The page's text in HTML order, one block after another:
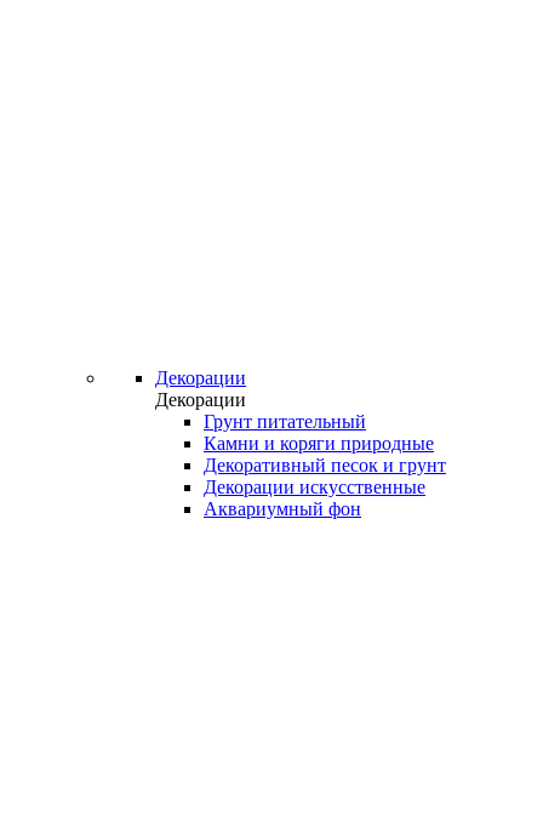
Декорации
Декорации
Грунт питательный
Камни и коряги природные
Декоративный песок и грунт
Декорации искусственные
Аквариумный фон